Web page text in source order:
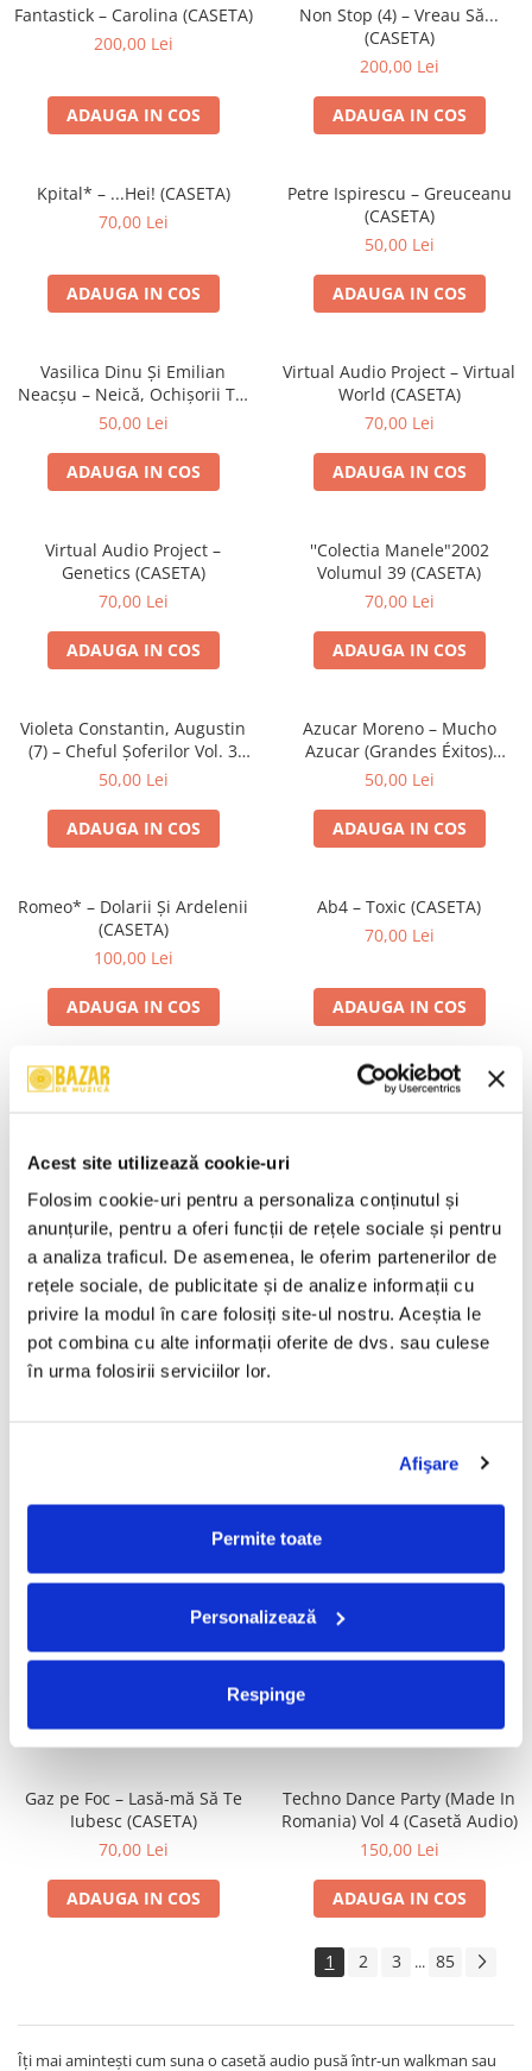
Acest site utilizează cookie-uri
Folosim cookie-uri pentru a personaliza conținutul și
anunțurile, pentru a oferi funcții de rețele sociale și pentru
a analiza traficul. De asemenea, le oferim partenerilor de
rețele sociale, de publicitate și de analize informații cu
privire la modul în care folosiți site-ul nostru. Aceștia le
pot combina cu alte informații oferite de dvs. sau culese
în urma folosirii serviciilor lor.
Afişare
Permite toate
Personalizează
Respinge
Viniluri Românești
Colecția Electrecord
Fantastick – Carolina (CASETA)
200,00 Lei
ADAUGA IN COS
Non Stop (4) – Vreau Să...
(CASETA)
200,00 Lei
ADAUGA IN COS
Kpital* – ...Hei! (CASETA)
70,00 Lei
ADAUGA IN COS
Petre Ispirescu – Greuceanu
(CASETA)
50,00 Lei
ADAUGA IN COS
Vasilica Dinu Și Emilian
Neacșu – Neică, Ochișorii Tăi
(CASETA)
50,00 Lei
ADAUGA IN COS
Virtual Audio Project – Virtual
World (CASETA)
70,00 Lei
ADAUGA IN COS
Virtual Audio Project –
Genetics (CASETA)
70,00 Lei
ADAUGA IN COS
''Colectia Manele"2002
Volumul 39 (CASETA)
70,00 Lei
ADAUGA IN COS
Violeta Constantin, Augustin
(7) – Cheful Șoferilor Vol. 3
(CASETA)
50,00 Lei
ADAUGA IN COS
Azucar Moreno – Mucho
Azucar (Grandes Éxitos)
(CASETA)
50,00 Lei
ADAUGA IN COS
Romeo* – Dolarii Și Ardelenii
(CASETA)
100,00 Lei
ADAUGA IN COS
Ab4 – Toxic (CASETA)
70,00 Lei
ADAUGA IN COS
Brahms* – Simfonia Nr.4 În
Wolfgang Amadeus Mozart –
Cheb Mami – Du Sud Au Nord
(CASETA)
50,00 Lei
ADAUGA IN COS
Chopin* – Nocturne Și
Mazurci (CASETA)
50,00 Lei
(CASETA)
Valahia – Valahia (CASETA)
100,00 Lei
Satan's Satyrs – Die
Gaz pe Foc – Lasă-mă Să Te
Iubesc (CASETA)
70,00 Lei
ADAUGA IN COS
Techno Dance Party (Made In
Romania) Vol 4 (Casetă Audio)
150,00 Lei
ADAUGA IN COS
1 2 3 ... 85
Îți mai amintești cum suna o casetă audio pusă într-un walkman sau